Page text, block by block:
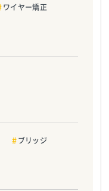
ワイヤー矯正
ブリッジ